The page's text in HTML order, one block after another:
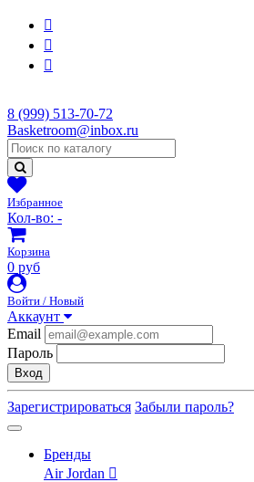
8 (999) 513-70-72
Basketroom@inbox.ru
Избранное
Кол-во: -
Корзина
0 руб
Войти / Новый
Аккаунт
Email
Пароль
Вход
Зарегистрироваться Забыли пароль?
Бренды
Air Jordan